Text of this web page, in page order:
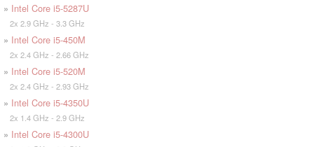
» Intel Core i5-5287U
2x 2.9 GHz - 3.3 GHz
» Intel Core i5-450M
2x 2.4 GHz - 2.66 GHz
» Intel Core i5-520M
2x 2.4 GHz - 2.93 GHz
» Intel Core i5-4350U
2x 1.4 GHz - 2.9 GHz
» Intel Core i5-4300U